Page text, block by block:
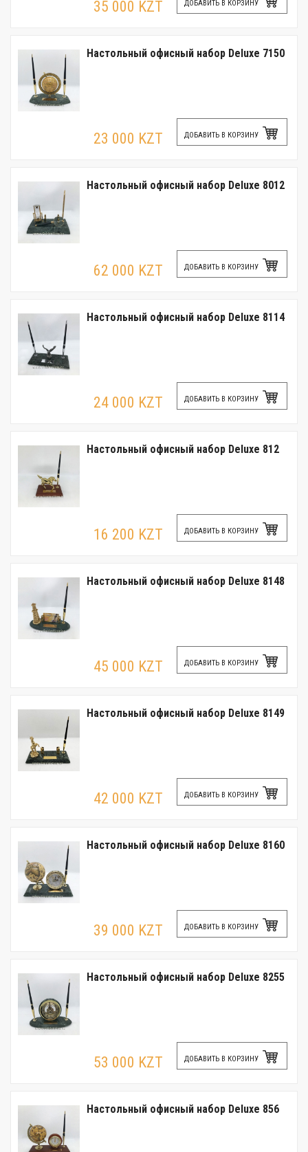
35 000 KZT ДОБАВИТЬ В КОРЗИНУ
Настольный офисный набор Deluxe 7150
23 000 KZT ДОБАВИТЬ В КОРЗИНУ
Настольный офисный набор Deluxe 8012
62 000 KZT ДОБАВИТЬ В КОРЗИНУ
Настольный офисный набор Deluxe 8114
24 000 KZT ДОБАВИТЬ В КОРЗИНУ
Настольный офисный набор Deluxe 812
16 200 KZT ДОБАВИТЬ В КОРЗИНУ
Настольный офисный набор Deluxe 8148
45 000 KZT ДОБАВИТЬ В КОРЗИНУ
Настольный офисный набор Deluxe 8149
42 000 KZT ДОБАВИТЬ В КОРЗИНУ
Настольный офисный набор Deluxe 8160
39 000 KZT ДОБАВИТЬ В КОРЗИНУ
Настольный офисный набор Deluxe 8255
53 000 KZT ДОБАВИТЬ В КОРЗИНУ
Настольный офисный набор Deluxe 856